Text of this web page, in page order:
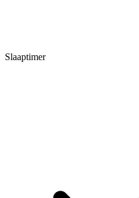
Slaaptimer